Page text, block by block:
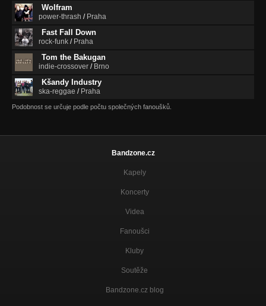
Wolfram
power-thrash / Praha
Fast Fall Down
rock-funk / Praha
Tom the Bakugan
indie-crossover / Brno
Kšandy Industry
ska-reggae / Praha
Podobnost se určuje podle počtu společných fanoušků.
Bandzone.cz
Kapely
Koncerty
Videa
Fanoušci
Kluby
Soutěže
Bandzone.cz blog